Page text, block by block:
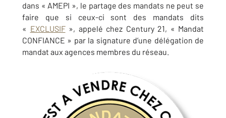
dans « AMEPI », le partage des mandats ne peut se
faire que si ceux-ci sont des mandats dits
« EXCLUSIF», appelé chez Century 21, « Mandat
CONFIANCE » par la signature d’une délégation de
mandat aux agences membres du réseau.